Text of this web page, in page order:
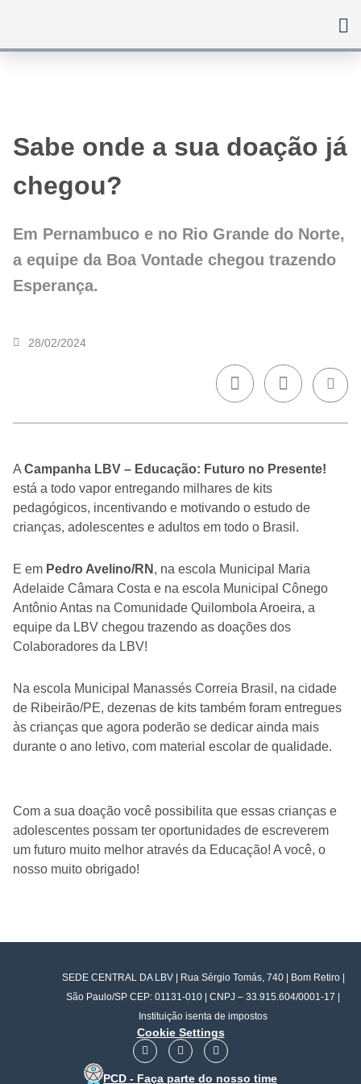
Sabe onde a sua doação já
chegou?
Em Pernambuco e no Rio Grande do Norte,
a equipe da Boa Vontade chegou trazendo
Esperança.
28/02/2024
A Campanha LBV – Educação: Futuro no Presente!
está a todo vapor entregando milhares de kits
pedagógicos, incentivando e motivando o estudo de
crianças, adolescentes e adultos em todo o Brasil.
E em Pedro Avelino/RN , na escola Municipal Maria
Adelaide Câmara Costa e na escola Municipal Cônego
Antônio Antas na Comunidade Quilombola Aroeira, a
equipe da LBV chegou trazendo as doações dos
Colaboradores da LBV!
Na escola Municipal Manassés Correia Brasil, na cidade
de Ribeirão/PE, dezenas de kits também foram entregues
às crianças que agora poderão se dedicar ainda mais
durante o ano letivo, com material escolar de qualidade.
Com a sua doação você possibilita que essas crianças e
adolescentes possam ter oportunidades de escreverem
um futuro muito melhor através da Educação! A você, o
nosso muito obrigado!
SEDE CENTRAL DA LBV | Rua Sérgio Tomás, 740 | Bom Retiro |
São Paulo/SP CEP: 01131-010 | CNPJ – 33.915.604/0001-17 |
Instituição isenta de impostos
Cookie Settings
F
a
I
n
Y
o
PCD - Faça parte do nosso time